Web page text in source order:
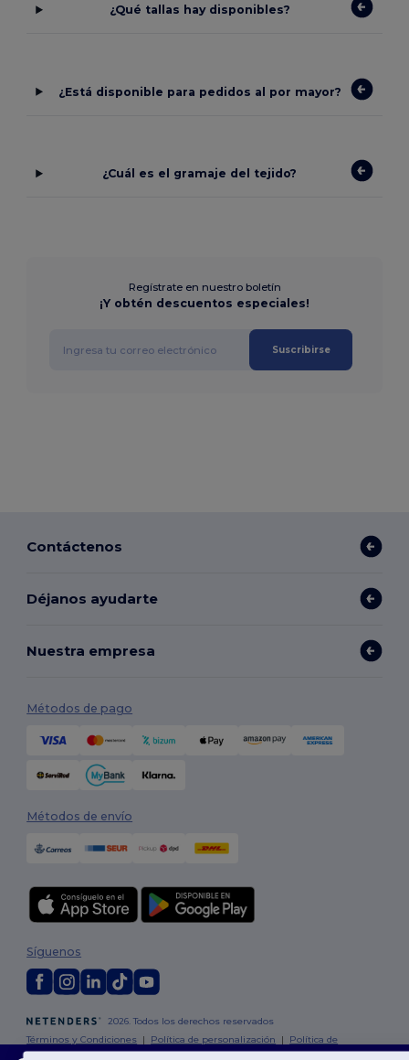
¿Qué tallas hay disponibles?
¿Está disponible para pedidos al por mayor?
¿Cuál es el gramaje del tejido?
Regístrate en nuestro boletín
¡Y obtén descuentos especiales!
Suscribirse
Contáctenos
Déjanos ayudarte
Nuestra empresa
Métodos de pago
Métodos de envío
2026. Todos los derechos reservados
Términos y Condiciones | Política de personalización | Política de
Privacidad|Política de Cookies|Mapa del sitio
Síguenos